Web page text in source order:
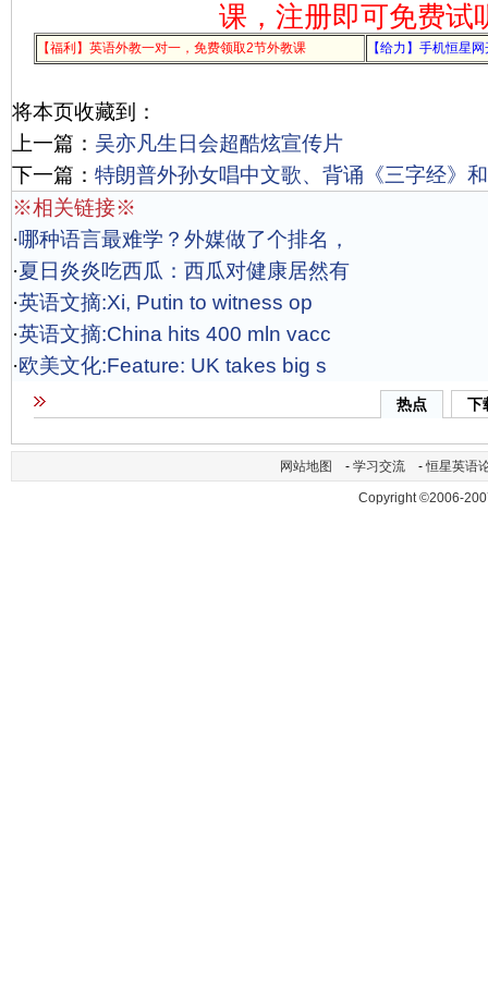
课，注册即可免费试
【福利】英语外教一对一，免费领取2节外教课 【给力】手机恒星
将本页收藏到：
上一篇： 吴亦凡生日会超酷炫宣传片
下一篇： 特朗普外孙女唱中文歌、背诵《三字经》
※相关链接※
·哪种语言最难学？外媒做了个排名，
·夏日炎炎吃西瓜：西瓜对健康居然有
·英语文摘:Xi, Putin to witness op
·英语文摘:China hits 400 mln vacc
·欧美文化:Feature: UK takes big s
热点 下
网站地图 - 学习交流 -恒星英语
Copyright ©2006-